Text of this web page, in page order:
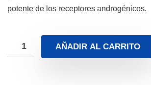
potente de los receptores androgénicos.
AÑADIR AL CARRITO